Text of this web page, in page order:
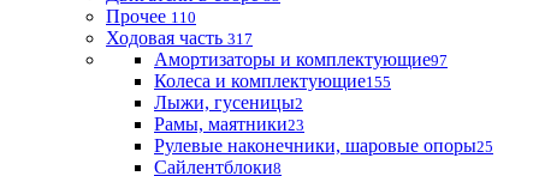
Прочее 110
Ходовая часть 317
Амортизаторы и комплектующие97
Колеса и комплектующие155
Лыжи, гусеницы2
Рамы, маятники23
Рулевые наконечники, шаровые опоры25
Сайлентблоки8